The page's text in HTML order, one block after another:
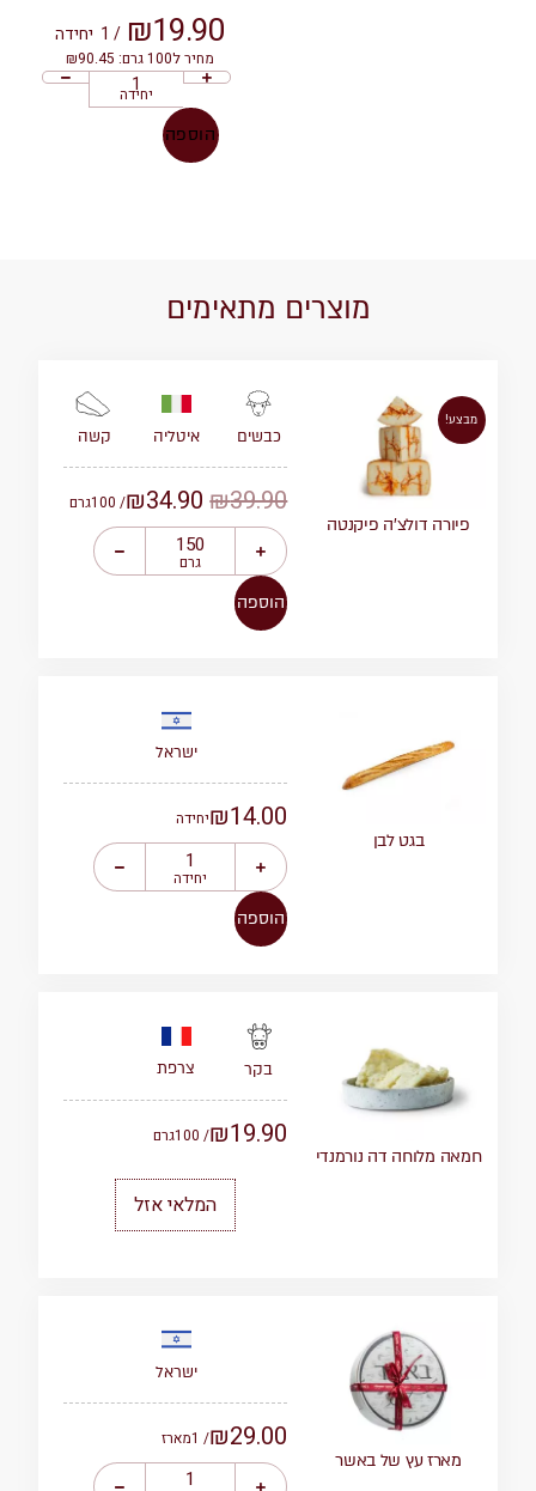
₪19.90
/ 1 יחידה
מחיר ל100 גרם: ₪90.45
יחידה
הוספה
מוצרים מתאימים
מבצע!
פיורה דולצ’ה פיקנטה
כבשים איטליה קשה
₪39.90
₪34.90
/ 100 גרם
גרם
הוספה
בגט לבן
ישראל
₪14.00 יחידה
יחידה
הוספה
חמאה מלוחה דה נורמנדי
בקר צרפת
₪19.90
/ 100 גרם
המלאי אזל
מארז עץ של באשר
ישראל
₪29.00
/ 1 מארז